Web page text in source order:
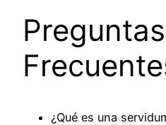
Preguntas
¿Qué es una